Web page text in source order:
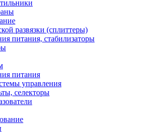
развязки (сплиттеры)
питания, стабилизаторы
питания
управления
селекторы